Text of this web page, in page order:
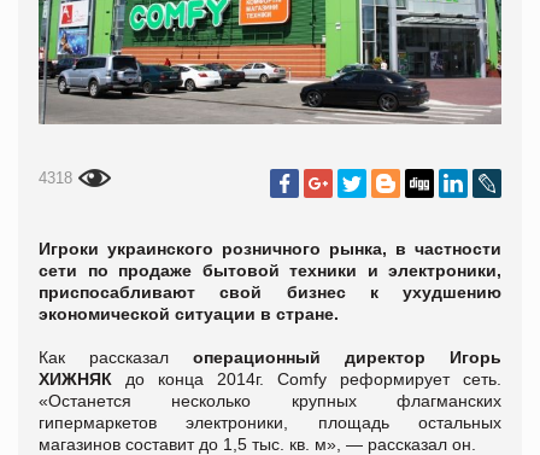
4318
Игроки украинского розничного рынка, в частности
сети по продаже бытовой техники и электроники,
приспосабливают свой бизнес к ухудшению
экономической ситуации в стране.
Как рассказал операционный директор Игорь
ХИЖНЯК до конца 2014г. Comfy реформирует сеть.
«Останется несколько крупных флагманских
гипермаркетов электроники, площадь остальных
магазинов составит до 1,5 тыс. кв. м», — рассказал он.